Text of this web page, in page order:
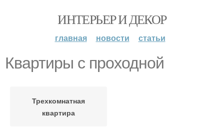
ИНТЕРЬЕР И ДЕКОР
главная новости статьи
Квартиры с проходной
Трехкомнатная
квартира